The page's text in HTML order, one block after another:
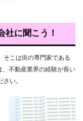
社に聞こう！
そこは街の専門家である
不動産業界の経験が長い
い。